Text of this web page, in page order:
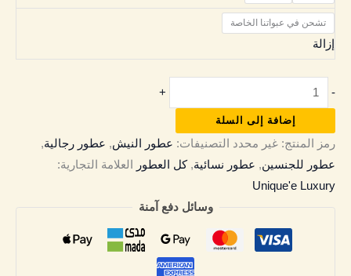
تشحن في عبواتنا الخاصة
إزالة
-
+
إضافة إلى السلة
رمز المنتج: غير محدد التصنيفات: عطور النيش, عطور رجالية,
عطور للجنسين, عطور نسائية,كل العطور
العلامة التجارية:
Unique'e Luxury
وسائل دفع آمنة